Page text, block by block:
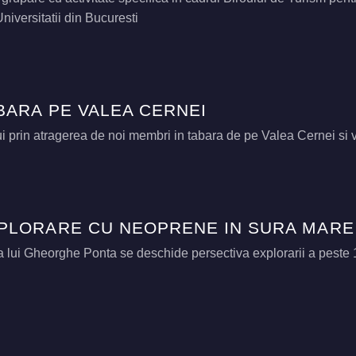
din Bucuresti
PE VALEA CERNEI
prin atragerea de noi membri in tabara de pe Valea Cernei si
CU NEOPRENE IN SURA MARE
lui Gheorghe Ponta se deschide persectiva explorarii a peste